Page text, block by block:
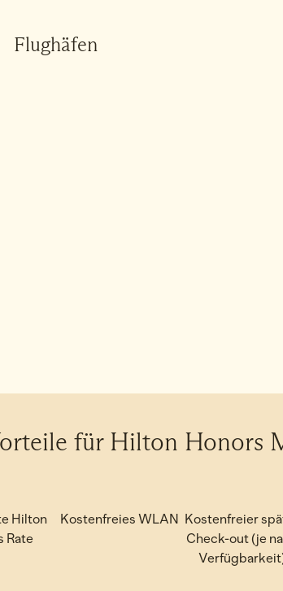
Flughäfen
für Hilton Honors
Hilton
Rate
Kostenfreies WLAN Kostenfreier
Check-out (je